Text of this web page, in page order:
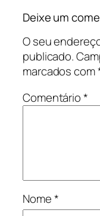
Deixe um
O seu
publicado.
marcados com
Comentário*
Nome*